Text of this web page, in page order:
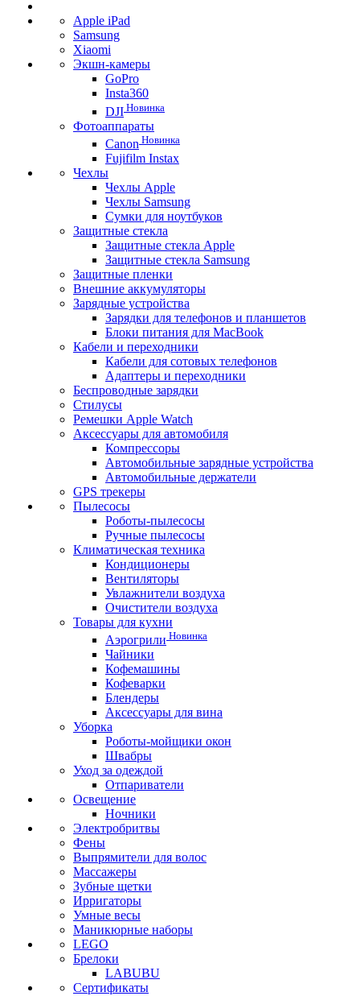
Apple iPad
Samsung
Xiaomi
Экшн-камеры
GoPro
Insta360
DJI Новинка
Фотоаппараты
Canon Новинка
Fujifilm Instax
Чехлы
Чехлы Apple
Чехлы Samsung
Сумки для ноутбуков
Защитные стекла
Защитные стекла Apple
Защитные стекла Samsung
Защитные пленки
Внешние аккумуляторы
Зарядные устройства
Зарядки для телефонов и планшетов
Блоки питания для MacBook
Кабели и переходники
Кабели для сотовых телефонов
Адаптеры и переходники
Беспроводные зарядки
Стилусы
Ремешки Apple Watch
Аксессуары для автомобиля
Компрессоры
Автомобильные зарядные устройства
Автомобильные держатели
GPS трекеры
Пылесосы
Роботы-пылесосы
Ручные пылесосы
Климатическая техника
Кондиционеры
Вентиляторы
Увлажнители воздуха
Очистители воздуха
Товары для кухни
Аэрогрили Новинка
Чайники
Кофемашины
Кофеварки
Блендеры
Аксессуары для вина
Уборка
Роботы-мойщики окон
Швабры
Уход за одеждой
Отпариватели
Освещение
Ночники
Электробритвы
Фены
Выпрямители для волос
Массажеры
Зубные щетки
Ирригаторы
Умные весы
Маникюрные наборы
LEGO
Брелоки
LABUBU
Сертификаты